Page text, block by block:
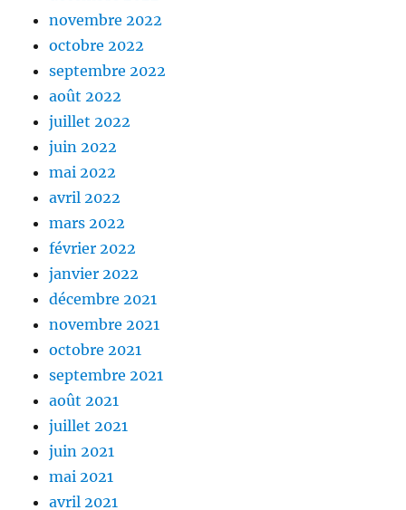
novembre 2022
octobre 2022
septembre 2022
août 2022
juillet 2022
juin 2022
mai 2022
avril 2022
mars 2022
février 2022
janvier 2022
décembre 2021
novembre 2021
octobre 2021
septembre 2021
août 2021
juillet 2021
juin 2021
mai 2021
avril 2021